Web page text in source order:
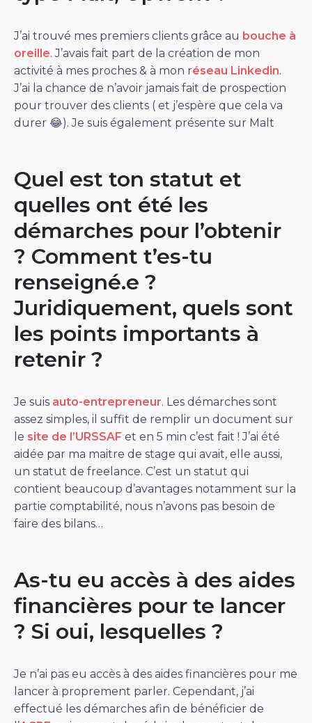
J’ai trouvé mes premiers clients grâce au bouche à
oreille. J’avais fait part de la création de mon
activité à mes proches & à mon réseau Linkedin.
J’ai la chance de n’avoir jamais fait de prospection
pour trouver des clients ( et j’espère que cela va
durer 😂). Je suis également présente sur Malt
Quel est ton statut et
quelles ont été les
démarches pour l’obtenir
? Comment t’es-tu
renseigné.e ?
Juridiquement, quels sont
les points importants à
retenir ?
Je suis auto-entrepreneur. Les démarches sont
assez simples, il suffit de remplir un document sur
le site de l’URSSAF et en 5 min c’est fait ! J’ai été
aidée par ma maitre de stage qui avait, elle aussi,
un statut de freelance. C’est un statut qui
contient beaucoup d’avantages notamment sur la
partie comptabilité, nous n’avons pas besoin de
faire des bilans…
As-tu eu accès à des aides
financières pour te lancer
? Si oui, lesquelles ?
Je n’ai pas eu accès à des aides financières pour me
lancer à proprement parler. Cependant, j’ai
effectué les démarches afin de bénéficier de